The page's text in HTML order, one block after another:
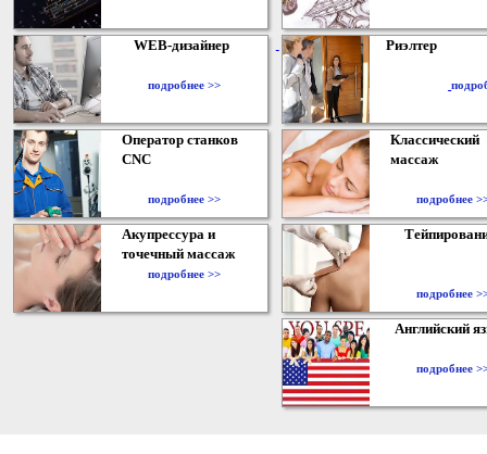
WEB-дизайнер
подробнее >>
Риэлтер
Оператор станков
CNC
подробнее >>
Классический
массаж
подробнее
Акупрессура и
точечный массаж
подробнее >>
подробнее
Английский
подробнее